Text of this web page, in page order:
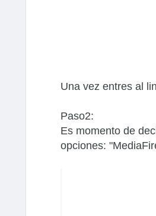
Una vez entres al
Paso2:
Es momento de
opciones: